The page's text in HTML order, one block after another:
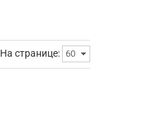
На странице: 60